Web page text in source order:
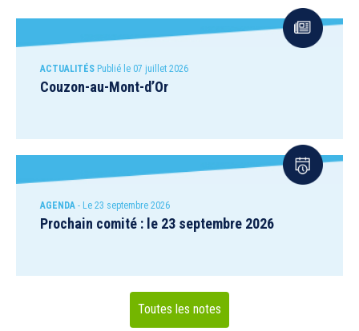
ACTUALITÉS Publié le 07 juillet 2026
Couzon-au-Mont-d’Or
AGENDA - Le 23 septembre 2026
Prochain comité : le 23 septembre 2026
Toutes les notes